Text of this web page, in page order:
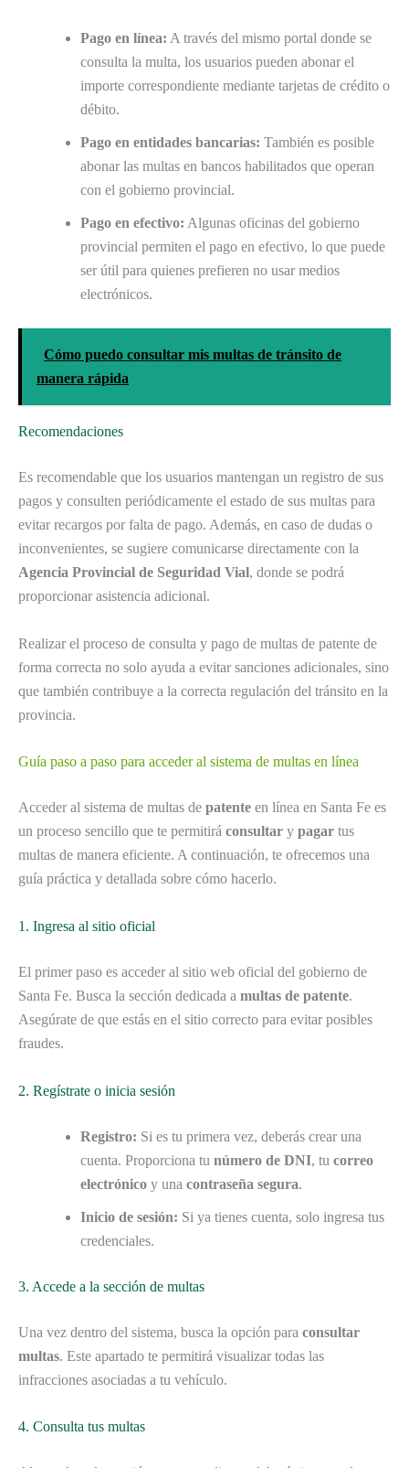
Pago en línea: A través del mismo portal donde se
consulta la multa, los usuarios pueden abonar el
importe correspondiente mediante tarjetas de crédito o
débito.
Pago en entidades bancarias: También es posible
abonar las multas en bancos habilitados que operan
con el gobierno provincial.
Pago en efectivo: Algunas oficinas del gobierno
provincial permiten el pago en efectivo, lo que puede
ser útil para quienes prefieren no usar medios
electrónicos.
Cómo puedo consultar mis multas de tránsito de
manera rápida
Recomendaciones
Es recomendable que los usuarios mantengan un registro de sus
pagos y consulten periódicamente el estado de sus multas para
evitar recargos por falta de pago. Además, en caso de dudas o
inconvenientes, se sugiere comunicarse directamente con la
Agencia Provincial de Seguridad Vial, donde se podrá
proporcionar asistencia adicional.
Realizar el proceso de consulta y pago de multas de patente de
forma correcta no solo ayuda a evitar sanciones adicionales, sino
que también contribuye a la correcta regulación del tránsito en la
provincia.
Guía paso a paso para acceder al sistema de multas en línea
Acceder al sistema de multas de patente en línea en Santa Fe es
un proceso sencillo que te permitirá consultar y pagar tus
multas de manera eficiente. A continuación, te ofrecemos una
guía práctica y detallada sobre cómo hacerlo.
1. Ingresa al sitio oficial
El primer paso es acceder al sitio web oficial del gobierno de
Santa Fe. Busca la sección dedicada a multas de patente.
Asegúrate de que estás en el sitio correcto para evitar posibles
fraudes.
2. Regístrate o inicia sesión
Registro: Si es tu primera vez, deberás crear una
cuenta. Proporciona tu número de DNI, tu correo
electrónico y una contraseña segura.
Inicio de sesión: Si ya tienes cuenta, solo ingresa tus
credenciales.
3. Accede a la sección de multas
Una vez dentro del sistema, busca la opción para consultar
multas. Este apartado te permitirá visualizar todas las
infracciones asociadas a tu vehículo.
4. Consulta tus multas